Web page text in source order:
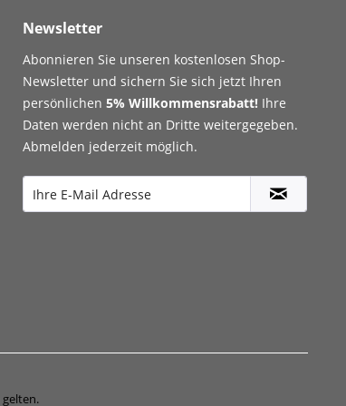
Newsletter
Abonnieren Sie unseren kostenlosen Shop-
Newsletter und sichern Sie sich jetzt Ihren
persönlichen 5% Willkommensrabatt! Ihre
Daten werden nicht an Dritte weitergegeben.
Abmelden jederzeit möglich.
gelten.